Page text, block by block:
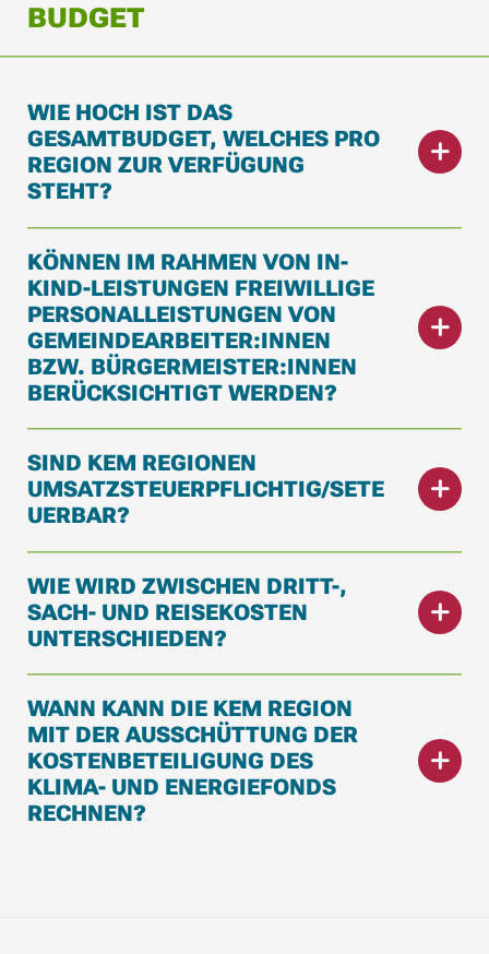
BUDGET
WIE HOCH IST DAS
GESAMTBUDGET, WELCHES PRO
REGION ZUR VERFÜGUNG
STEHT?
KÖNNEN IM RAHMEN VON IN-
KIND-LEISTUNGEN FREIWILLIGE
PERSONALLEISTUNGEN VON
GEMEINDEARBEITER:INNEN
BZW. BÜRGERMEISTER:INNEN
BERÜCKSICHTIGT WERDEN?
SIND KEM REGIONEN
UMSATZSTEUERPFLICHTIG/SETE
UERBAR?
WIE WIRD ZWISCHEN DRITT-,
SACH- UND REISEKOSTEN
UNTERSCHIEDEN?
WANN KANN DIE KEM REGION
MIT DER AUSSCHÜTTUNG DER
KOSTENBETEILIGUNG DES
KLIMA- UND ENERGIEFONDS
RECHNEN?